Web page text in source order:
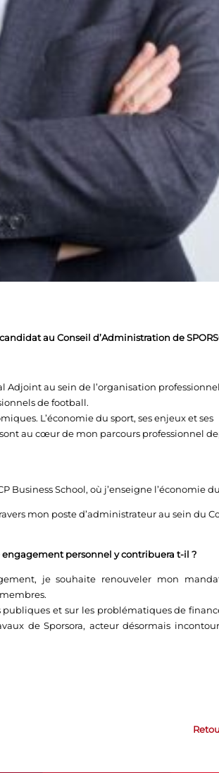
au Conseil d’Administration de
Adjoint au sein de l’organisation
de football.
L’économie du sport, ses enjeux et ses
au cœur de mon parcours professionnel
Business School, où j’enseigne l’économie
mon poste d’administrateur au sein du
engagement personnel y contribuera t-il ?
je souhaite renouveler mon
et sur les problématiques de
de Sporsora, acteur désormais